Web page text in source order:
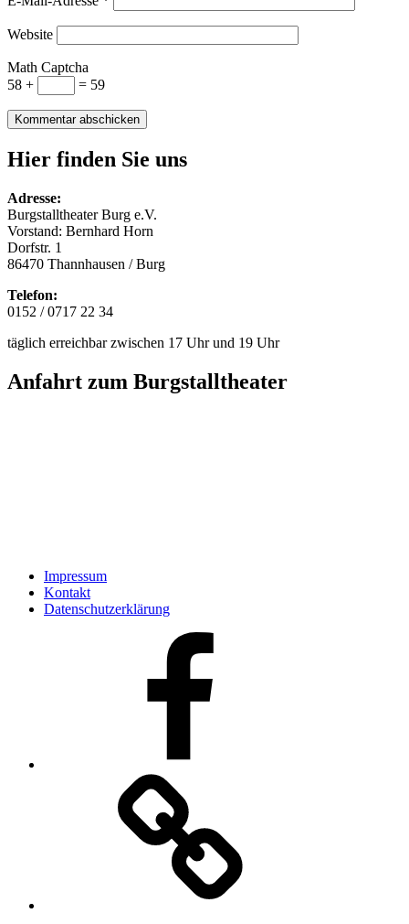
Website
Math Captcha
58 +
= 59
Hier finden Sie uns
Adresse:
Burgstalltheater Burg e.V.
Vorstand: Bernhard Horn
Dorfstr. 1
86470 Thannhausen / Burg
Telefon:
0152 / 0717 22 34
täglich erreichbar zwischen 17 Uhr und 19 Uhr
Anfahrt zum Burgstalltheater
Impressum
Kontakt
Datenschutzerklärung